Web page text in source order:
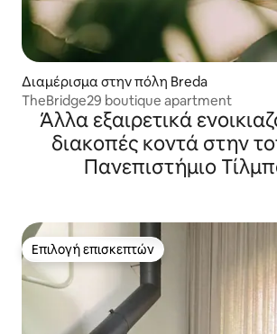
Διαμέρισμα στην πόλη Breda
TheBridge29 boutique apartment
Άλλα εξαιρετικά
διακοπές κοντά στην
Πανεπιστήμιο
Επιλογή επισκεπτών
Επιλογή επισκεπτών